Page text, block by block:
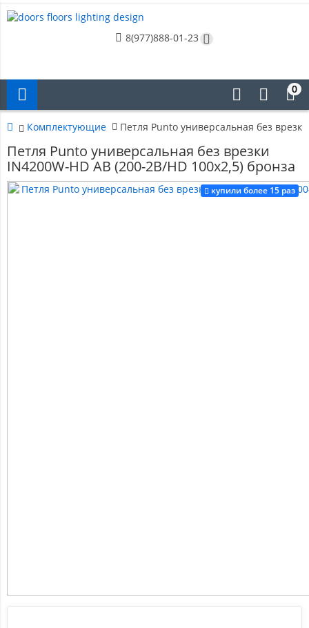
8(977)888-01-23
0
Комплектующие Петля Punto универсальная без
Петля Punto универсальная без врезки
IN4200W-HD AB (200-2B/HD 100x2,5) бронза
купили более 15 раз